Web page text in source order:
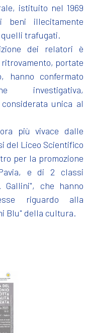
istituito nel 1969
beni illecitamente
trafugati.
dei relatori è
portate
hanno confermato
investigativa,
unica al
più vivace dalle
del Liceo Scientifico
per la promozione
e di 2 classi
Gallini", che hanno
riguardo alla
Blu" della cultura.